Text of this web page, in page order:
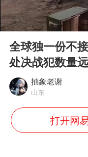
Play
00:00
全球独一份不
处决战犯数量
抽象老谢
山东
打开网